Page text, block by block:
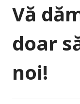
Vă
doar
noi!